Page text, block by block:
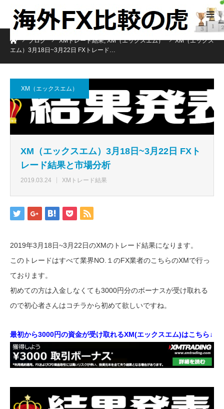
ホームブログ XMトレード結果, XM（エックスエム）
XM（エックス
エム）3月18日~3月22日 FXトレード…
XM（エックスエム）
XM（エックスエム）3月18日~3月22日 FXト
レード結果と市場分析
2019.03.24 XMトレード結果
2019年3月18日~3月22日のXMのトレード結果になります。
このトレードはすべて業界NO.１のFX業者のこちらのXMで行っ
ております。
初めての方は入金しなくても3000円分のボーナスが受け取れる
ので初心者さんはコチラから初めて欲しいですね。
最初から3000円の資金が受け取れるXM(エックスエム)はこちら↓